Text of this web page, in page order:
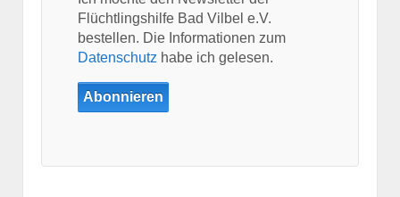
Flüchtlingshilfe Bad Vilbel e.V.
bestellen. Die Informationen zum
Datenschutz habe ich gelesen.